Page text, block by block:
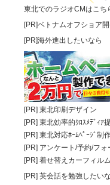
東北でのラジオCMはこち
[PR]ベトナムオフショア
[PR]海外進出したいなら
[PR] 東北印刷デザイン
[PR] 東北効率的ｸﾛｽﾒﾃﾞｨｱ
[PR] 東北対応ﾎｰﾑﾍﾟｰｼﾞ制
[PR] アンケート/予約/フォ
[PR] 着せ替えカーフィルム
[PR] 英会話を勉強したいな